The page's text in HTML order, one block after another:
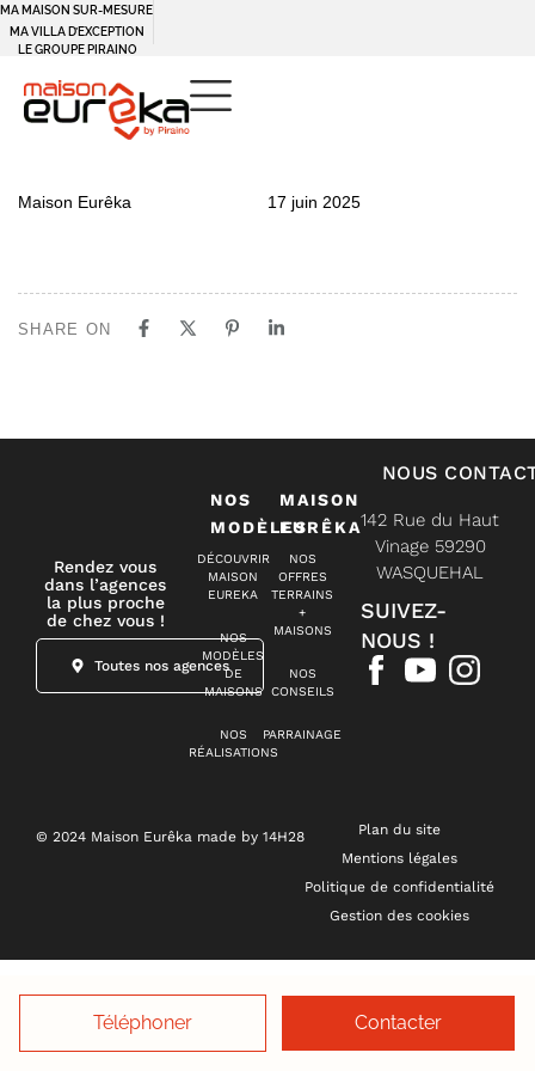
Téléphoner Contacter
MA MAISON SUR-MESURE
MA VILLA D’EXCEPTION
LE GROUPE PIRAINO
IN:
Maison Eurêka
on:
17 juin 2025
SHARE ON
Rendez vous
dans l’agences
la plus proche
de chez vous !
Toutes nos agences
NOS
MODÈLES
DÉCOUVRIR
MAISON
EUREKA
NOS
MODÈLES
DE
MAISONS
NOS
RÉALISATIONS
MAISON
EURÊKA
NOS
OFFRES
TERRAINS
+
MAISONS
NOS
CONSEILS
PARRAINAGE
NOUS
142 Rue du Haut
Vinage 59290
WASQUEHAL
SUIVEZ-
NOUS !
© 2024 Maison Eurêka made by 14H28
Plan du site
Mentions légales
Politique de confidentialité
Gestion des cookies